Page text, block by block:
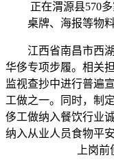
正在渭源县570多
桌牌、海报等物
江西省南昌市西湖
华侈专项步履。相关
监视查抄中进行普遍
工做之一。同时，制
侈工做纳入餐饮行业
纳入从业人员食物平
上岗